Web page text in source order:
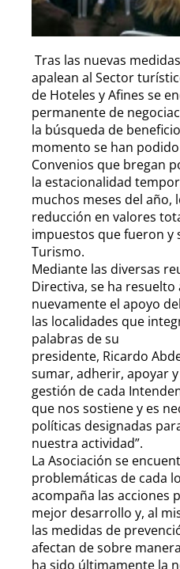
Tras las nuevas
apalean al Sector
de Hoteles y Afines se
permanente de
la búsqueda de
momento se han
Convenios que bregan
la estacionalidad
muchos meses del año,
reducción en valores
impuestos que fueron y
Turismo.
Mediante las diversas
Directiva, se ha
nuevamente el apoyo
las localidades que
palabras de su
presidente, Ricardo
sumar, adherir, apoyar
gestión de cada
que nos sostiene y es
políticas designadas
nuestra actividad”.
La Asociación se
problemáticas de cada
acompaña las acciones
mejor desarrollo y, al
las medidas de
afectan de sobre
ha sido últimamente la